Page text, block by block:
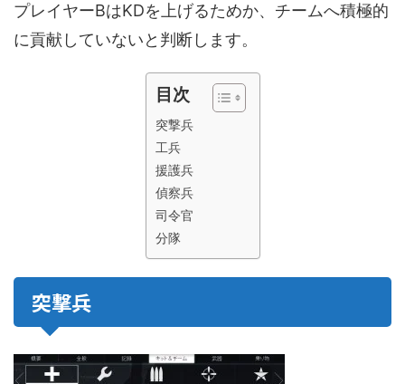
プレイヤーBはKDを上げるためか、チームへ積極的
に貢献していないと判断します。
目次
突撃兵
工兵
援護兵
偵察兵
司令官
分隊
突撃兵